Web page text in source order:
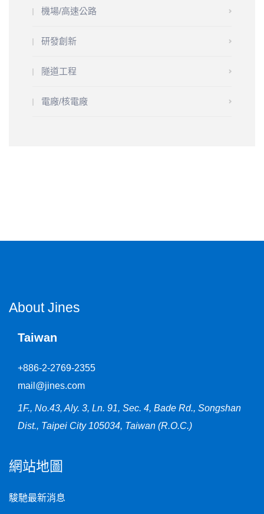
機場/高速公路
研發創新
隧道工程
電廠/核電廠
About Jines
Taiwan
+886-2-2769-2355
mail@jines.com
1F., No.43, Aly. 3, Ln. 91, Sec. 4, Bade Rd., Songshan
Dist., Taipei City 105034, Taiwan (R.O.C.)
網站地圖
駿馳最新消息